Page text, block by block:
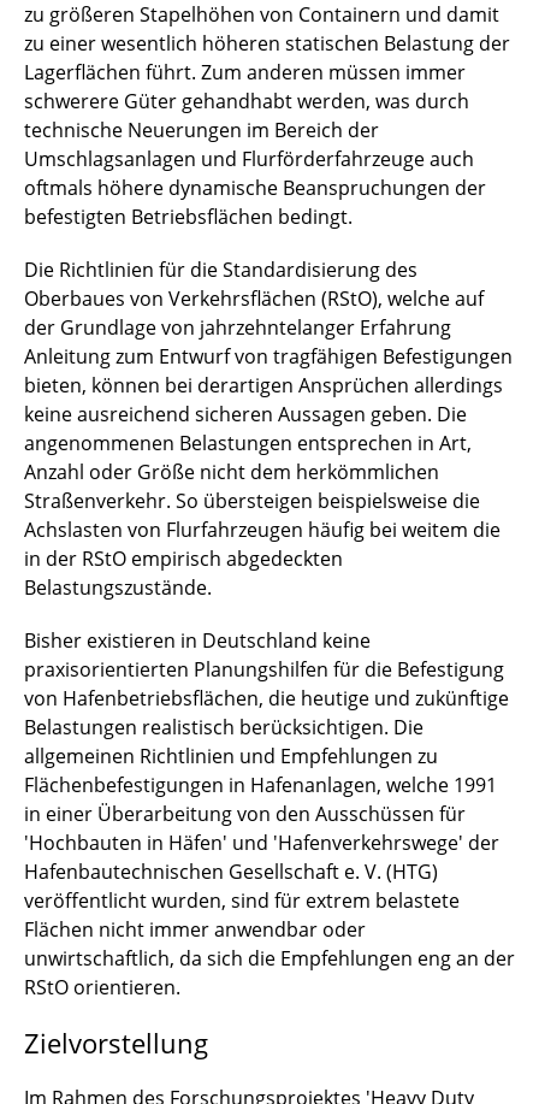
zu größeren Stapelhöhen von Containern und damit
zu einer wesentlich höheren statischen Belastung der
Lagerflächen führt. Zum anderen müssen immer
schwerere Güter gehandhabt werden, was durch
technische Neuerungen im Bereich der
Umschlagsanlagen und Flurförderfahrzeuge auch
oftmals höhere dynamische Beanspruchungen der
befestigten Betriebsflächen bedingt.
Die Richtlinien für die Standardisierung des
Oberbaues von Verkehrsflächen (RStO), welche auf
der Grundlage von jahrzehntelanger Erfahrung
Anleitung zum Entwurf von tragfähigen Befestigungen
bieten, können bei derartigen Ansprüchen allerdings
keine ausreichend sicheren Aussagen geben. Die
angenommenen Belastungen entsprechen in Art,
Anzahl oder Größe nicht dem herkömmlichen
Straßenverkehr. So übersteigen beispielsweise die
Achslasten von Flurfahrzeugen häufig bei weitem die
in der RStO empirisch abgedeckten
Belastungszustände.
Bisher existieren in Deutschland keine
praxisorientierten Planungshilfen für die Befestigung
von Hafenbetriebsflächen, die heutige und zukünftige
Belastungen realistisch berücksichtigen. Die
allgemeinen Richtlinien und Empfehlungen zu
Flächenbefestigungen in Hafenanlagen, welche 1991
in einer Überarbeitung von den Ausschüssen für
'Hochbauten in Häfen' und 'Hafenverkehrswege' der
Hafenbautechnischen Gesellschaft e. V. (HTG)
veröffentlicht wurden, sind für extrem belastete
Flächen nicht immer anwendbar oder
unwirtschaftlich, da sich die Empfehlungen eng an der
RStO orientieren.
Zielvorstellung
Im Rahmen des Forschungsprojektes 'Heavy Duty